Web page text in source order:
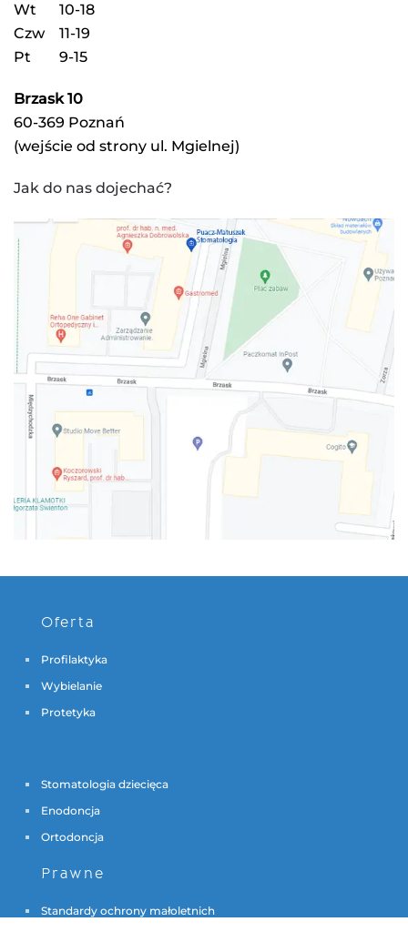
Wt
Czw
Pt
10-18
11-19
9-15
Brzask 10
60-369 Poznań
(wejście od strony ul. Mgielnej)
Jak do nas dojechać?
Oferta
Profilaktyka
Wybielanie
Protetyka
Stomatologia dziecięca
Enodoncja
Ortodoncja
Prawne
Standardy ochrony małoletnich